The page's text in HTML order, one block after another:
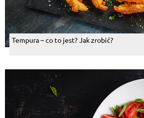
Tempura – co to jest? Jak zrobić?